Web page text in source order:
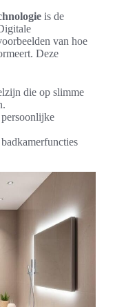
is de
van hoe
Deze
die op slimme